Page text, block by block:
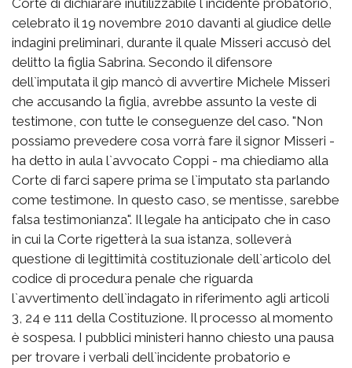
Corte di dichiarare inutilizzabile l`incidente probatorio,
celebrato il 19 novembre 2010 davanti al giudice delle
indagini preliminari, durante il quale Misseri accusò del
delitto la figlia Sabrina. Secondo il difensore
dell`imputata il gip mancò di avvertire Michele Misseri
che accusando la figlia, avrebbe assunto la veste di
testimone, con tutte le conseguenze del caso. "Non
possiamo prevedere cosa vorrà fare il signor Misseri -
ha detto in aula l`avvocato Coppi - ma chiediamo alla
Corte di farci sapere prima se l`imputato sta parlando
come testimone. In questo caso, se mentisse, sarebbe
falsa testimonianza". Il legale ha anticipato che in caso
in cui la Corte rigetterà la sua istanza, solleverà
questione di legittimità costituzionale dell`articolo del
codice di procedura penale che riguarda
l`avvertimento dell`indagato in riferimento agli articoli
3, 24 e 111 della Costituzione. Il processo al momento
è sospesa. I pubblici ministeri hanno chiesto una pausa
per trovare i verbali dell`incidente probatorio e